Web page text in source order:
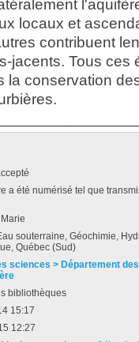
locaux et
contribuent
jacents. Tous ces
la conservation
a été numérisé tel que
souterraine, Géochimie,
Québec (Sud)
sciences > Département
bibliothèques
15:17
12:27